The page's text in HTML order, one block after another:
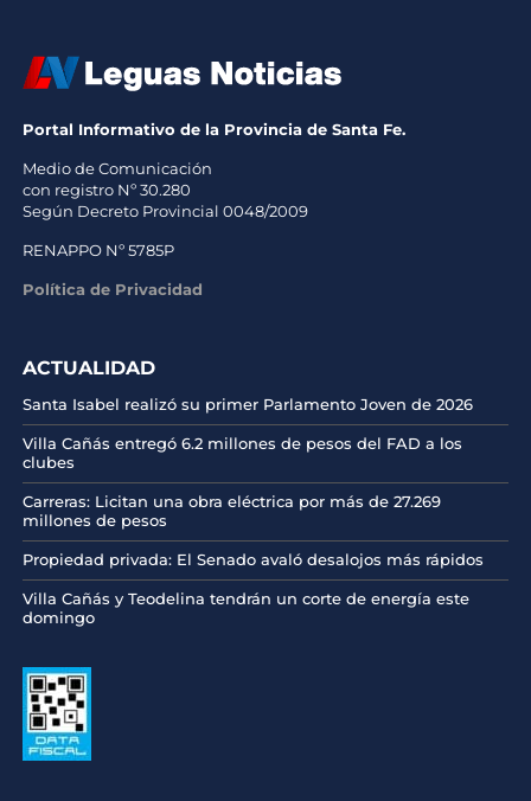
Portal Informativo de la Provincia de Santa Fe.
Medio de Comunicación
con registro Nº 30.280
Según Decreto Provincial 0048/2009
RENAPPO Nº 5785P
Política de Privacidad
ACTUALIDAD
Santa Isabel realizó su primer Parlamento Joven de 2026
Villa Cañás entregó 6.2 millones de pesos del FAD a los
clubes
Carreras: Licitan una obra eléctrica por más de 27.269
millones de pesos
Propiedad privada: El Senado avaló desalojos más rápidos
Villa Cañás y Teodelina tendrán un corte de energía este
domingo